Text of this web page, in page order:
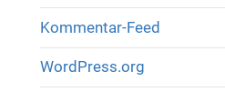
Kommentar-Feed
WordPress.org